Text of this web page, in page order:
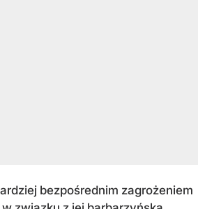
bezpośrednim zagrożeniem